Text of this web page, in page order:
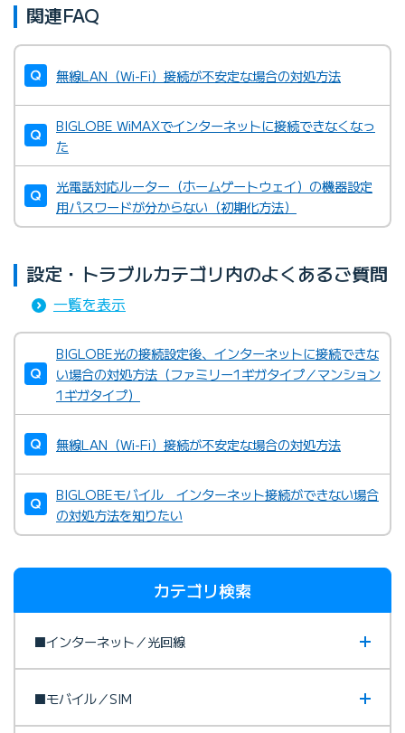
関連FAQ
無線LAN（Wi-Fi）接続が不安定な場合の対処方法
BIGLOBE WiMAXでインターネットに接続できなくなっ
た
光電話対応ルーター（ホームゲートウェイ）の機器設定
用パスワードが分からない（初期化方法）
設定・トラブルカテゴリ内のよくあるご質問
一覧を表示
BIGLOBE光の接続設定後、インターネットに接続できな
い場合の対処方法（ファミリー1ギガタイプ／マンション
1ギガタイプ）
無線LAN（Wi-Fi）接続が不安定な場合の対処方法
BIGLOBEモバイル インターネット接続ができない場合
の対処方法を知りたい
カテゴリ検索
■インターネット／光回線
■モバイル／SIM